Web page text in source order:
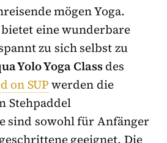
mögen Yoga.
bietet eine wunderbare
zu sich selbst zu
Yolo Yoga Classdes
on SUPwerden die
Stehpaddel
sind sowohl für Anfänger
geeignet. Die